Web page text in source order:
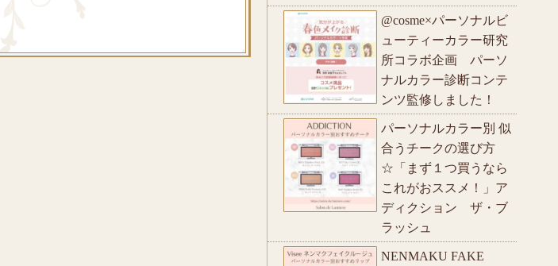
@cosme×パーソナルビ
ューティーカラー研究
所コラボ企画 パーソ
ナルカラー診断コンテ
ンツ監修しました！
パーソナルカラー別 似
合うチークの選び方
☆「まず１つ買うなら
これがおススメ！」ア
ディクション ザ・ブ
ラッシュ
NENMAKU FAKE